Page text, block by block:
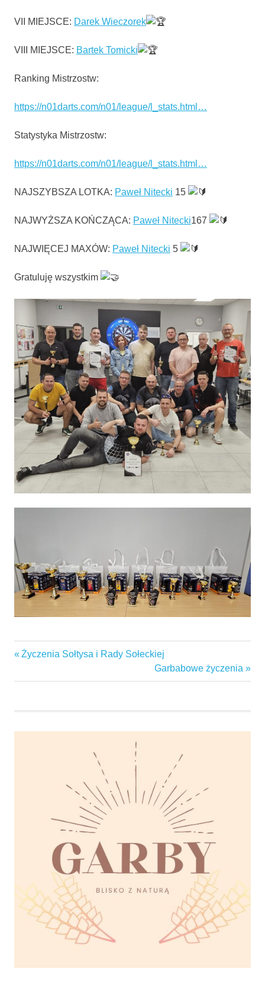
VII MIEJSCE: Darek Wieczorek
VIII MIEJSCE: Bartek Tomicki
Ranking Mistrzostw:
https://n01darts.com/n01/league/l_stats.html…
Statystyka Mistrzostw:
https://n01darts.com/n01/league/l_stats.html…
NAJSZYBSZA LOTKA: Paweł Nitecki 15
NAJWYŻSZA KOŃCZĄCA: Paweł Nitecki167
NAJWIĘCEJ MAXÓW: Paweł Nitecki 5
Gratuluję wszystkim
dart
gminaswarzędz
Nawigacja
wpisu
Previous
Życzenia Sołtysa i Rady Sołeckiej
Next
Post:
Garbabowe życzenia